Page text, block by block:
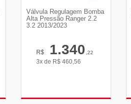
Válvula Regulagem Bomba
Alta Pressão Ranger 2.2
3.2 2013/2023
R$ 1.340,22
3x de R$ 460,56